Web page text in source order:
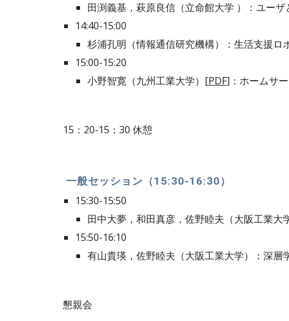
田渕義基，萩原良信（立命館大学 ）：ユー
14:40-15:00
杉浦孔明（情報通信研究機構）：生活支援ロ
15:00-15:20
小野智寛（九州工業大学）[PDF]：ホームサ
15：20-15：30 休憩
一般セッション（15:30-16:30）
15:30-15:50
田中大夢，和田真彦，佐野睦夫（大阪工業
15:50-16:10
有山貴瑛，佐野睦夫（大阪工業大学）：深
懇親会